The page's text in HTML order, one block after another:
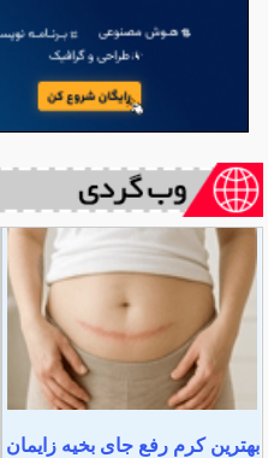
بهترین کرم رفع جای بخیه زایمان